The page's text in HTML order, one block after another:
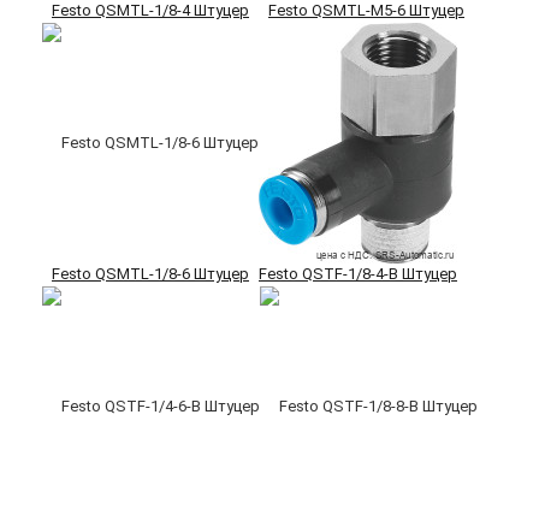
Festo QSMTL-1/8-4 Штуцер Festo QSMTL-M5-6 Штуцер
Festo QSMTL-1/8-6 Штуцер Festo QSTF-1/8-4-B Штуцер